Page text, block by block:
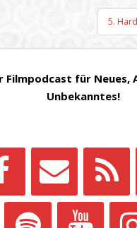
5.
Filmpodcast für Neues,
Unbekanntes!